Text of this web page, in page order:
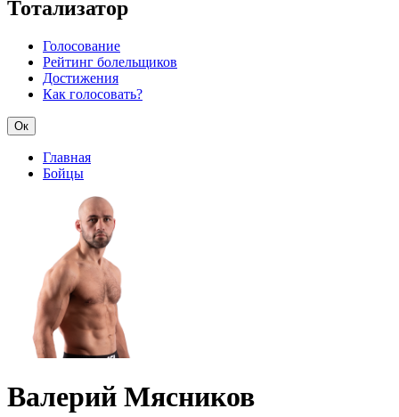
Тотализатор
Голосование
Рейтинг болельщиков
Достижения
Как голосовать?
Ок
Главная
Бойцы
Валерий Мясников